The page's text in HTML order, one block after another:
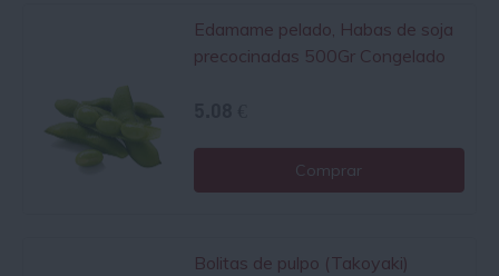
Edamame pelado, Habas de soja
precocinadas 500Gr Congelado
Comprar
Bolitas de pulpo (Takoyaki)